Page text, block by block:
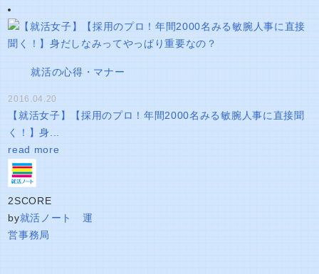
就活の心得・マナー
2016.04.20
【就活女子】【採用のプロ！年間2000名みる敏腕人事に直接聞
く！】身...
read more
2SCORE
by就活ノート 運
営事務局